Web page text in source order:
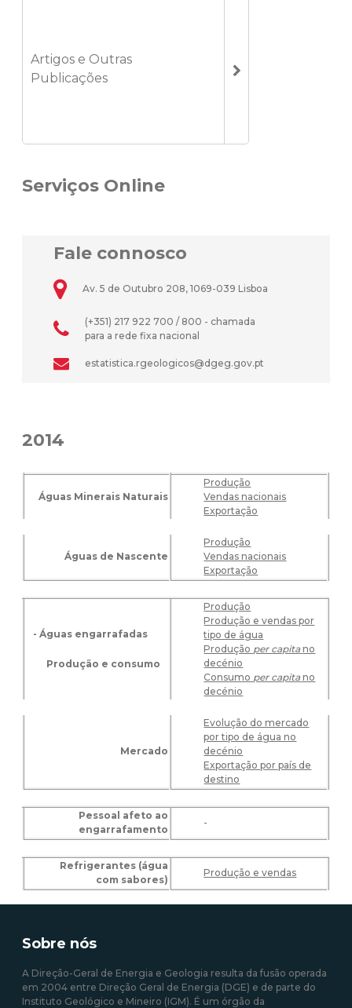
Artigos e Outras
Publicações
Serviços Online
Fale connosco
Av. 5 de Outubro 208, 1069-039 Lisboa
(+351) 217 922 700 / 800 - chamada
para a rede fixa nacional
estatistica.rgeologicos@dgeg.gov.pt
2014
Águas Minerais Naturais
Produção
Vendas nacionais
Exportação
Águas de Nascente
Produção
Vendas nacionais
Exportação
- Águas engarrafadas
Produção e consumo
Produção
Produção e vendas por
tipo de água
Produção per capitano
decénio
Consumo per capita no
decénio
Mercado
Evolução do mercado
por tipo de água no
decénio
Exportação por país de
destino
Pessoal afeto ao
engarrafamento
-
Refrigerantes (água
com sabores)
Produção e vendas
Sobre nós
A Direção-Geral de Energia e Geologia resulta da fusão operada
em 2004 entre Direção Geral de Energia (DGE) e de parte do
Instituto Geológico e Mineiro (IGM). É um órgão da